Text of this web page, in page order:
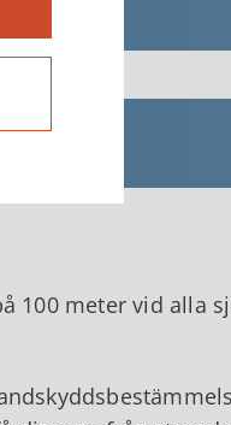
100 meter vid alla